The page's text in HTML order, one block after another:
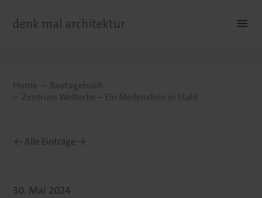
Home
Bautagebuch
Zentrum Welterbe – Ein Meilenstein in Stahl
Alle Einträge
30. Mai 2024